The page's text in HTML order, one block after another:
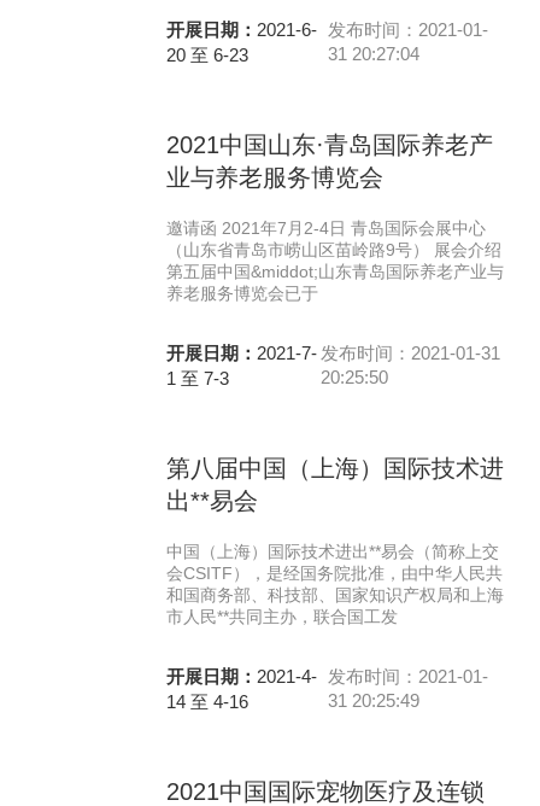
开展日期： 2021-6-
20 至 6-23
发布时间：2021-01-
31 20:27:04
2021中国山东·青岛国际养老产
业与养老服务博览会
邀请函 2021年7月2-4日 青岛国际会展中心
（山东省青岛市崂山区苗岭路9号） 展会介绍
第五届中国&middot;山东青岛国际养老产业与
养老服务博览会已于
开展日期： 2021-7-
1 至 7-3
发布时间：2021-01-31
20:25:50
第八届中国（上海）国际技术进
出**易会
中国（上海）国际技术进出**易会（简称上交
会CSITF），是经国务院批准，由中华人民共
和国商务部、科技部、国家知识产权局和上海
市人民**共同主办，联合国工发
开展日期： 2021-4-
14 至 4-16
发布时间：2021-01-
31 20:25:49
2021中国国际宠物医疗及连锁